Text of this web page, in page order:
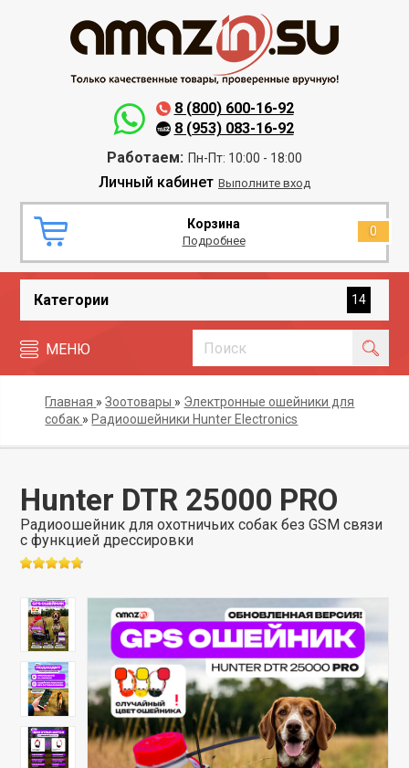
8 (800) 600-16-92
8 (953) 083-16-92
Работаем: Пн-Пт: 10:00 - 18:00
Личный кабинет Выполните вход
Корзина
Подробнее
0
Категории 14
МЕНЮ
Главная »Зоотовары » Электронные ошейники для
собак » Радиоошейники Hunter Electronics
Hunter DTR 25000 PRO
Радиоошейник для охотничьих собак без GSM связи
с функцией дрессировки